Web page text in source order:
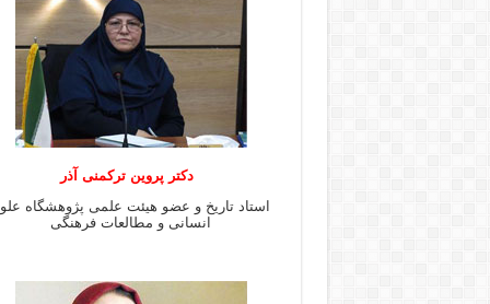
دکتر پروین ترکمنی آذر
استاد تاریخ و عضو هیئت علمی پژوهشگاه
انسانی و مطالعات فرهنگى